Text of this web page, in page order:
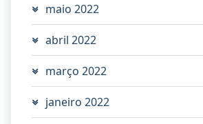
maio 2022
abril 2022
março 2022
janeiro 2022